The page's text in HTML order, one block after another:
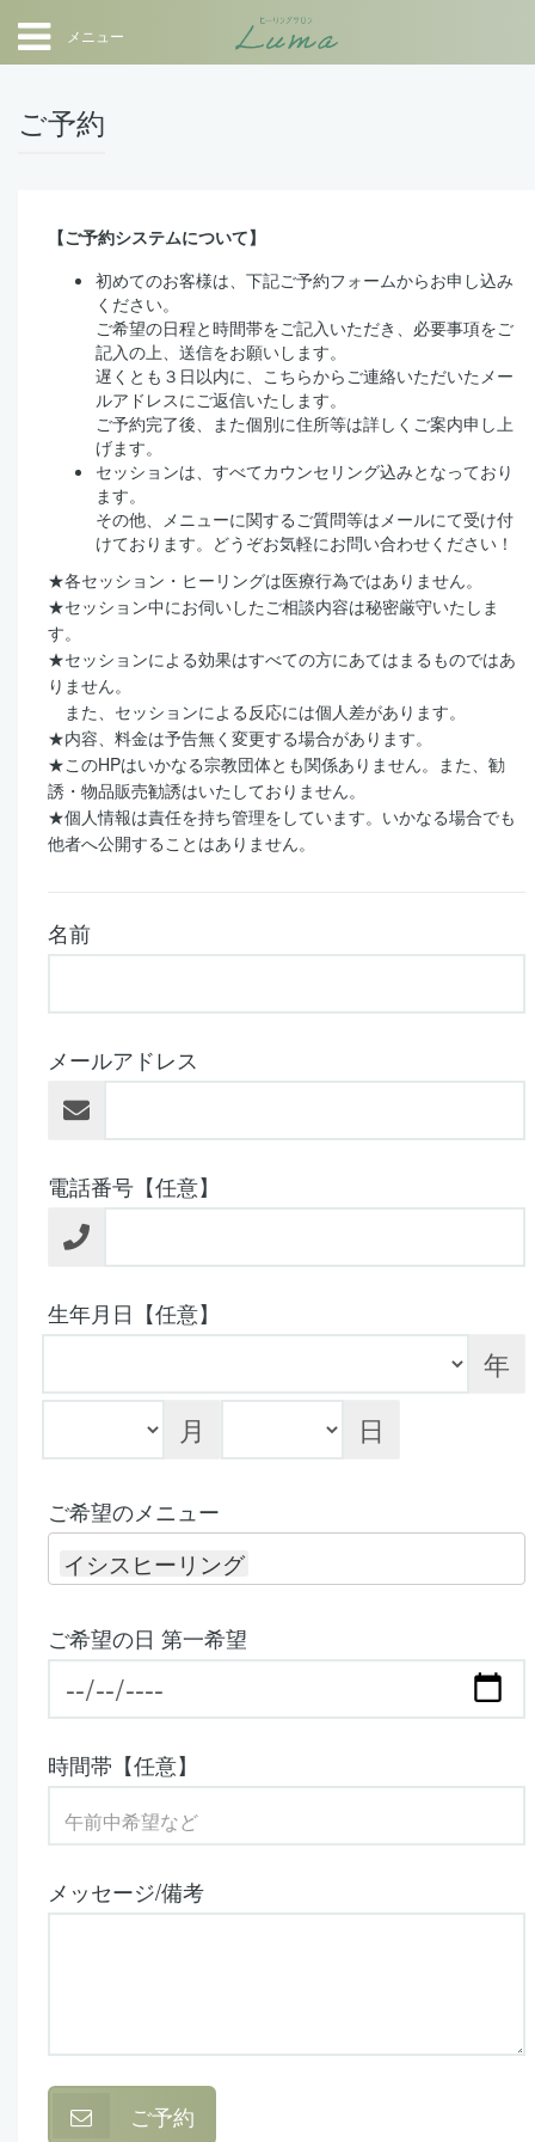
メニュー
ご予約
【ご予約システムについて】
初めてのお客様は、下記ご予約フォームからお申し込み
ください。
ご希望の日程と時間帯をご記入いただき、必要事項をご
記入の上、送信をお願いします。
遅くとも３日以内に、こちらからご連絡いただいたメー
ルアドレスにご返信いたします。
ご予約完了後、また個別に住所等は詳しくご案内申し上
げます。
セッションは、すべてカウンセリング込みとなっており
ます。
その他、メニューに関するご質問等はメールにて受け付
けております。どうぞお気軽にお問い合わせください！
★各セッション・ヒーリングは医療行為ではありません。
★セッション中にお伺いしたご相談内容は秘密厳守いたしま
す。
★セッションによる効果はすべての方にあてはまるものではあ
りません。
また、セッションによる反応には個人差があります。
★内容、料金は予告無く変更する場合があります。
★このHPはいかなる宗教団体とも関係ありません。また、勧
誘・物品販売勧誘はいたしておりません。
★個人情報は責任を持ち管理をしています。いかなる場合でも
他者へ公開することはありません。
名前
メールアドレス
電話番号【任意】
生年月日【任意】
年
月
日
ご希望のメニュー
イシスヒーリング
ご希望の日 第一希望
時間帯【任意】
メッセージ/備考
ご予約